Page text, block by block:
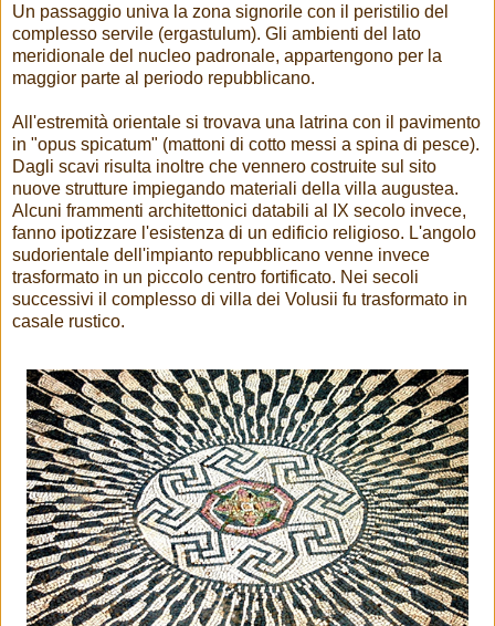
Un passaggio univa la zona signorile con il peristilio del
complesso servile (ergastulum). Gli ambienti del lato
meridionale del nucleo padronale, appartengono per la
maggior parte al periodo repubblicano.
All'estremità orientale si trovava una latrina con il pavimento
in "opus spicatum" (mattoni di cotto messi a spina di pesce).
Dagli scavi risulta inoltre che vennero costruite sul sito
nuove strutture impiegando materiali della villa augustea.
Alcuni frammenti architettonici databili al IX secolo invece,
fanno ipotizzare l'esistenza di un edificio religioso. L'angolo
sudorientale dell'impianto repubblicano venne invece
trasformato in un piccolo centro fortificato. Nei secoli
successivi il complesso di villa dei Volusii fu trasformato in
casale rustico.